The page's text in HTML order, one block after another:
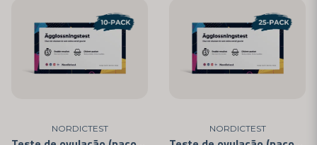
NORDICTEST NORDICTEST